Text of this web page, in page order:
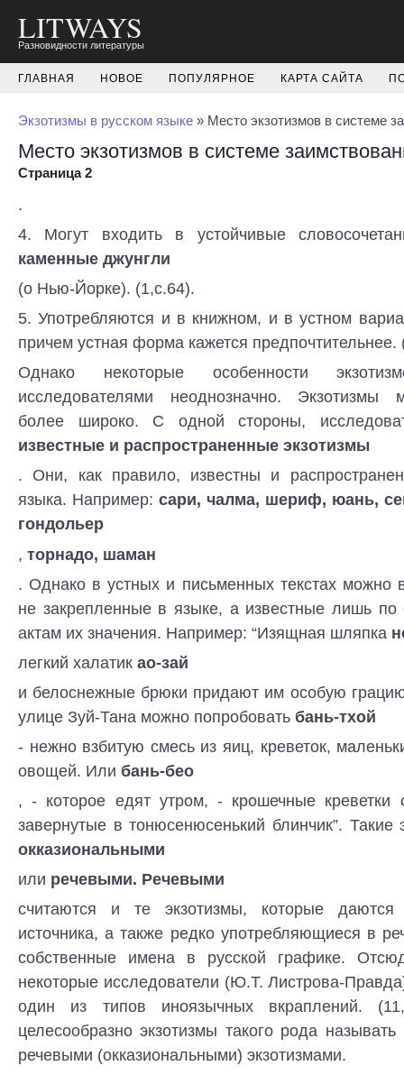
LITWAYS
Разновидности литературы
ГЛАВНАЯ НОВОЕ ПОПУЛЯРНОЕ КАРТА САЙТА
Экзотизмы в русском языке » Место экзотизмов в системе
Место экзотизмов в системе
Страница 2
.
4. Могут входить в устойчивые
каменные джунгли
(о Нью-Йорке). (1,с.64).
5. Употребляются и в книжном, и в устном
причем устная форма кажется предпочтительнее.
Однако некоторые особенности
исследователями неоднозначно. Экзотизмы
более широко. С одной стороны,
известные и распространенные экзотизмы
. Они, как правило, известны и
языка. Например: сари, чалма, шериф, юань,
гондольер
, торнадо, шаман
. Однако в устных и письменных текстах можно
не закрепленные в языке, а известные лишь
актам их значения. Например: “Изящная шляпка
легкий халатик ао-зай
и белоснежные брюки придают им особую
улице Зуй-Тана можно попробовать бань-тхой
- нежно взбитую смесь из яиц, креветок,
овощей. Или бань-бео
, - которое едят утром, - крошечные креветки
завернутые в тонюсенюсенький блинчик”. Такие
окказиональными
или речевыми. Речевыми
считаются и те экзотизмы, которые
источника, а также редко употребляющиеся в
собственные имена в русской графике.
некоторые исследователи (Ю.Т. Листрова-
один из типов иноязычных вкраплений.
целесообразно экзотизмы такого рода
речевыми (окказиональными) экзотизмами.